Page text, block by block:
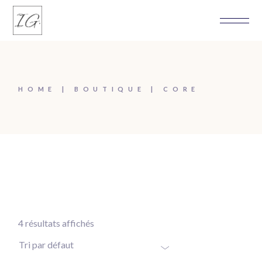
Skip
content
HOME BOUTIQUE CORE
4 résultats affichés
Tri par défaut